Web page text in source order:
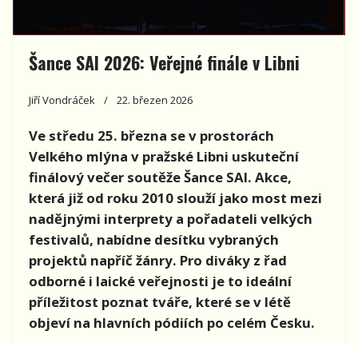
Šance SAI 2026: Veřejné finále v Libni
Jiří Vondráček 22. březen 2026
Ve středu 25. března se v prostorách
Velkého mlýna v pražské Libni uskuteční
finálový večer soutěže Šance SAI. Akce,
která již od roku 2010 slouží jako most mezi
nadějnými interprety a pořadateli velkých
festivalů, nabídne desítku vybraných
projektů napříč žánry. Pro diváky z řad
odborné i laické veřejnosti je to ideální
příležitost poznat tváře, které se v létě
objeví na hlavních pódiích po celém Česku.